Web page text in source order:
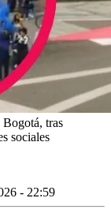
tras
sociales
- 22:59